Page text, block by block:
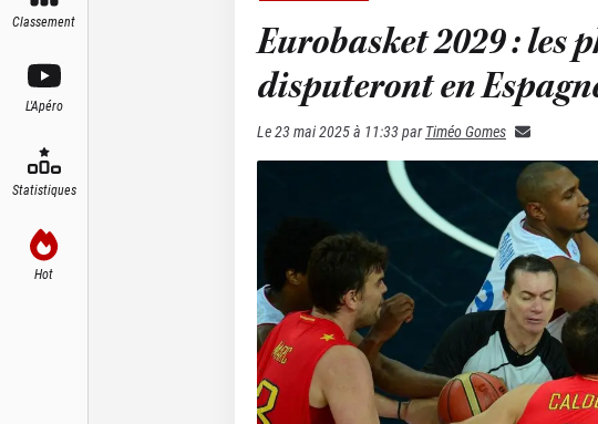
Classement
L'Apéro
Statistiques
Hot
Eurobasket 2029 : les
disputeront en
Le23 mai 2025 à 11:33par Timéo Gomes